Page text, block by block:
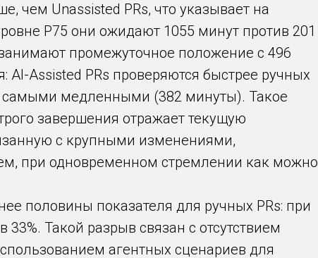
чем Unassisted PRs, что указывает на
P75 они ожидают 1055 минут против 201
промежуточное положение с 496
Assisted PRs проверяются быстрее ручных
самыми медленными (382 минуты). Такое
завершения отражает текущую
с крупными изменениями,
при одновременном стремлении как можно
половины показателя для ручных PRs: при
Такой разрыв связан с отсутствием
агентных сценариев для